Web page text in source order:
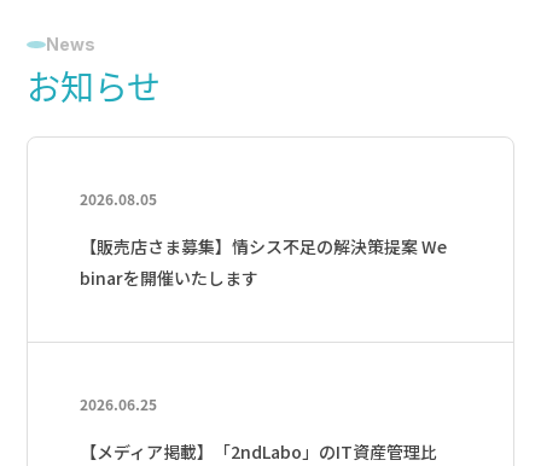
News
お知らせ
2026.08.05
【販売店さま募集】情シス不足の解決策提案 We
binarを開催いたします
2026.06.25
【メディア掲載】「2ndLabo」のIT資産管理比